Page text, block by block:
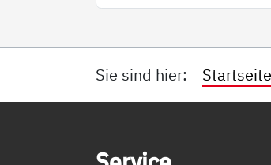
Sie sind hier: Startseite